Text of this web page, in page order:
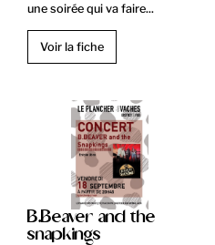
une soirée qui va faire...
Voir la fiche
B.Beaver and the
snapkings